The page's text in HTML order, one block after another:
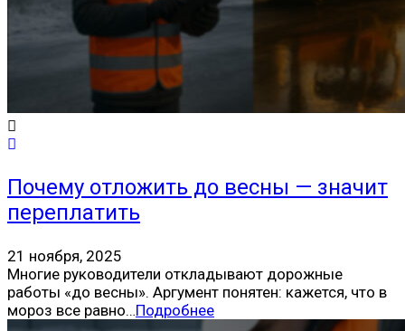
Почему отложить до весны — значит
переплатить
21 ноября, 2025
Многие руководители откладывают дорожные
работы «до весны». Аргумент понятен: кажется, что в
мороз все равно…Подробнее